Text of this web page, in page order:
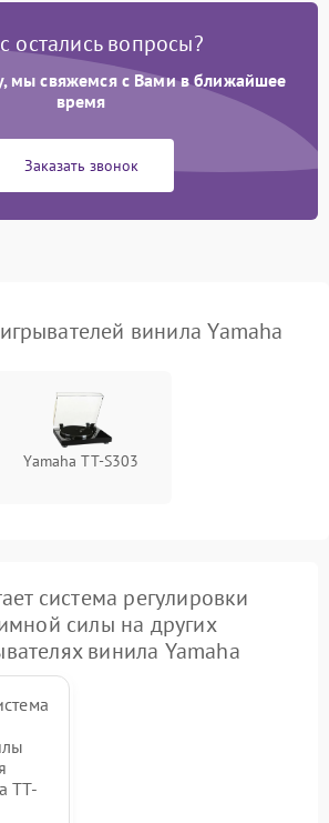
остались вопросы?
мы свяжемся с Вами в ближайшее
время
Заказать звонок
винила Yamaha
Yamaha TT-S303
система регулировки
силы на других
винила Yamaha
TT-